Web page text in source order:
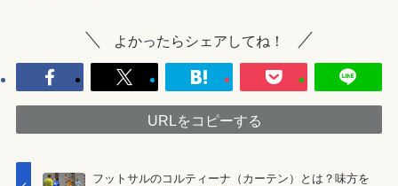
よかったらシェアしてね！
URLをコピーする
フットサルのコルティーナ（カーテン）とは？味方を